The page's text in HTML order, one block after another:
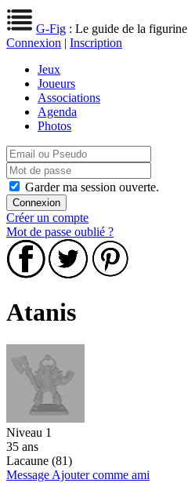
G-Fig : Le guide de la figurine
Connexion | Inscription
Jeux
Joueurs
Associations
Agenda
Photos
Garder ma session ouverte.
Créer un compte
Mot de passe oublié ?
Atanis
Niveau 1
35 ans
Lacaune (81)
Message Ajouter comme ami